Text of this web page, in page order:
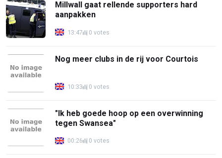
Millwall gaat rellende supporters hard
aanpakken
13:47 0 votes
Nog meer clubs in de rij voor Courtois
10:33 0 votes
"Ik heb goede hoop op een overwinning
tegen Swansea"
00:26 0 votes